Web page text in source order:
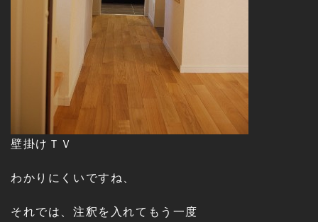
壁掛けＴＶ
わかりにくいですね、
それでは、注釈を入れてもう一度